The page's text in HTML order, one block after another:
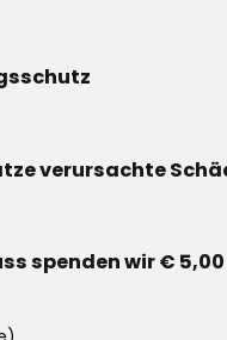
verursachte
spenden wir €